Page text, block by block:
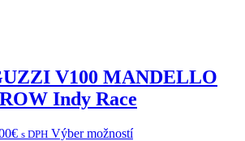
produktu.
V100 MANDELLO
Indy Race
€Price
s DPH Výber možnostíTento